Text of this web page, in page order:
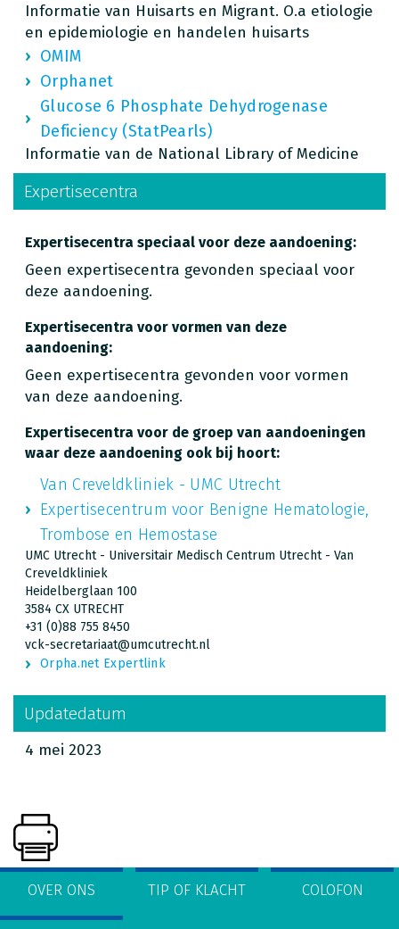
Informatie van Huisarts en Migrant. O.a etiologie
en epidemiologie en handelen huisarts
OMIM
Orphanet
Glucose 6 Phosphate Dehydrogenase
Deficiency (StatPearls)
Informatie van de National Library of Medicine
Expertisecentra
Expertisecentra speciaal voor deze aandoening:
Geen expertisecentra gevonden speciaal voor
deze aandoening.
Expertisecentra voor vormen van deze
aandoening:
Geen expertisecentra gevonden voor vormen
van deze aandoening.
Expertisecentra voor de groep van aandoeningen
waar deze aandoening ook bij hoort:
Van Creveldkliniek - UMC Utrecht
Expertisecentrum voor Benigne Hematologie,
Trombose en Hemostase
UMC Utrecht - Universitair Medisch Centrum Utrecht - Van
Creveldkliniek
Heidelberglaan 100
3584 CX UTRECHT
+31 (0)88 755 8450
vck-secretariaat@umcutrecht.nl
Orpha.net Expertlink
Updatedatum
4 mei 2023
OVER ONS TIP OF KLACHT COLOFON